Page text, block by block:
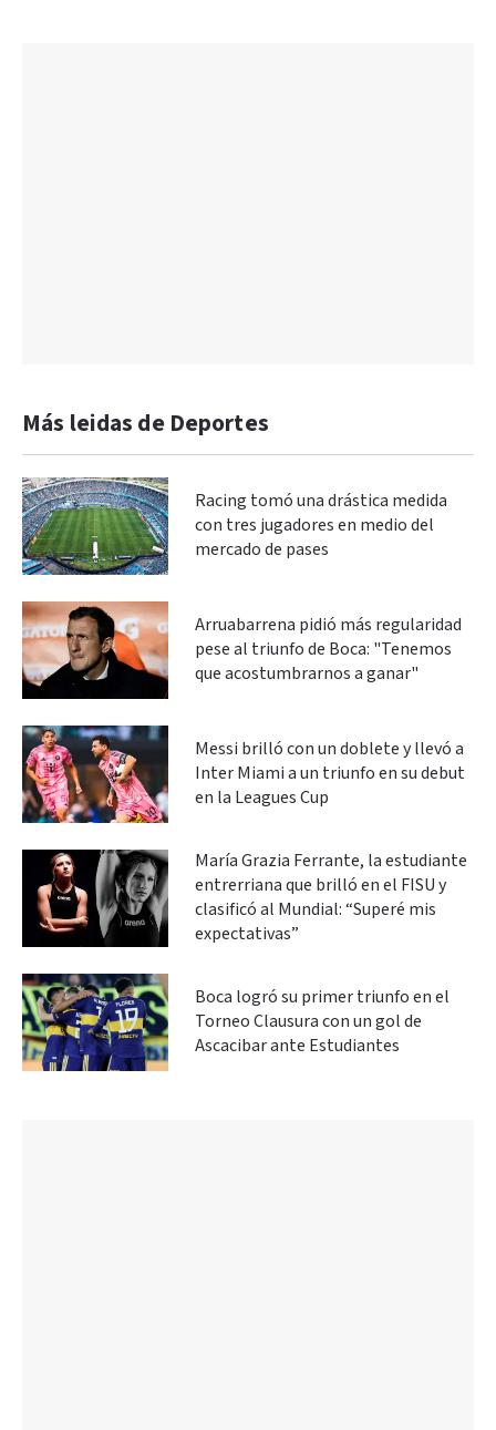
Más leidas de Deportes
Racing tomó una drástica medida
con tres jugadores en medio del
mercado de pases
Arruabarrena pidió más regularidad
pese al triunfo de Boca: "Tenemos
que acostumbrarnos a ganar"
Messi brilló con un doblete y llevó a
Inter Miami a un triunfo en su debut
en la Leagues Cup
María Grazia Ferrante, la estudiante
entrerriana que brilló en el FISU y
clasificó al Mundial: “Superé mis
expectativas”
Boca logró su primer triunfo en el
Torneo Clausura con un gol de
Ascacibar ante Estudiantes